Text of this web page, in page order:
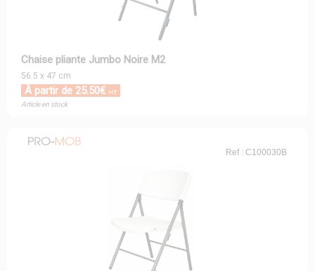
Chaise pliante Jumbo Noire M2
56.5 x 47 cm
À partir de 25.50€ HT
Article en stock
Ref : C100030B